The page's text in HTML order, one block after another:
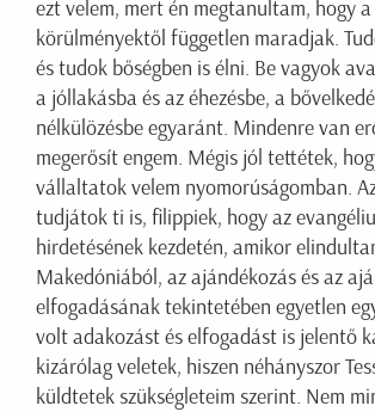
ezt velem, mert én megtanultam, hogy a
körülményektől független maradjak.
és tudok bőségben is élni. Be vagyok
a jóllakásba és az éhezésbe, a
nélkülözésbe egyaránt. Mindenre van
megerősít engem. Mégis jól tettétek,
vállaltatok velem nyomorúságomban.
tudjátok ti is, filippiek, hogy az
hirdetésének kezdetén, amikor
Makedóniából, az ajándékozás és az
elfogadásának tekintetében egyetlen
volt adakozást és elfogadást is jelentő
kizárólag veletek, hiszen néhányszor
küldtetek szükségleteim szerint. Nem